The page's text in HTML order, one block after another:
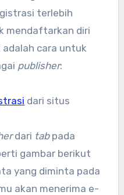
terlebih
mendaftarkan diri
adalah cara untuk
publisher:
dari situs
dari tabpada
gambar berikut
yang diminta pada
akan menerima e-